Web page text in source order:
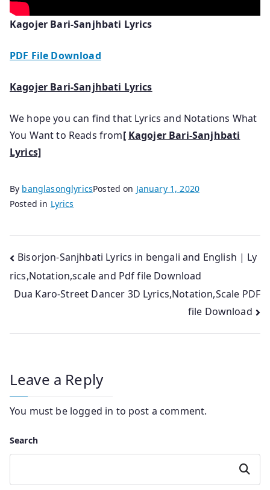
Kagojer Bari-Sanjhbati Lyrics
PDF File Download
Kagojer Bari-Sanjhbati Lyrics
We hope you can find that Lyrics and Notations What
You Want to Reads from[ Kagojer Bari-Sanjhbati
Lyrics]
By banglasonglyricsPosted on January 1, 2020
Posted in Lyrics
Post
navigation
Bisorjon-Sanjhbati Lyrics in bengali and English | Ly
rics,Notation,scale and Pdf file Download
Dua Karo-Street Dancer 3D Lyrics,Notation,Scale PDF
file Download
Leave a Reply
You must be logged in to post a comment.
Search
Search